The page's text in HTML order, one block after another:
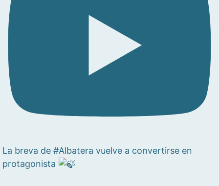
La breva de #Albatera vuelve a convertirse en
protagonista